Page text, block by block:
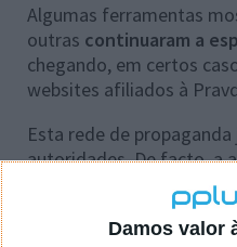
Damos valor
Algumas ferramentas
outras continuaram a
chegando, em certos
websites afiliados à
Esta rede de
autoridades. De facto, a
que monitoriza
identificado esta
batizando-a dePortal